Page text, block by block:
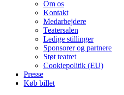
Om os
Kontakt
Medarbejdere
Teatersalen
Ledige stillinger
Sponsorer og partnere
Støt teatret
Cookiepolitik (EU)
Presse
Køb billet